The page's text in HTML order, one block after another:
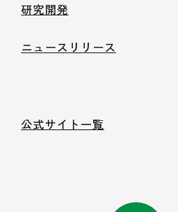
研究開発
ニュースリリース
公式サイト一覧